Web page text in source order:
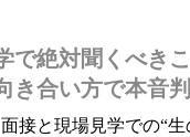
で絶対聞くべき
き合い方で本音
接と現場見学での“生